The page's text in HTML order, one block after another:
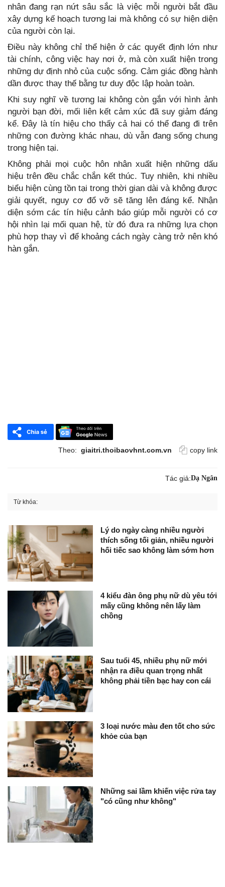
nhân đang rạn nứt sâu sắc là việc mỗi người bắt đầu
xây dựng kế hoạch tương lai mà không có sự hiện diện
của người còn lại.
Điều này không chỉ thể hiện ở các quyết định lớn như
tài chính, công việc hay nơi ở, mà còn xuất hiện trong
những dự định nhỏ của cuộc sống. Cảm giác đồng hành
dần được thay thế bằng tư duy độc lập hoàn toàn.
Khi suy nghĩ về tương lai không còn gắn với hình ảnh
người bạn đời, mối liên kết cảm xúc đã suy giảm đáng
kể. Đây là tín hiệu cho thấy cả hai có thể đang đi trên
những con đường khác nhau, dù vẫn đang sống chung
trong hiện tại.
Không phải mọi cuộc hôn nhân xuất hiện những dấu
hiệu trên đều chắc chắn kết thúc. Tuy nhiên, khi nhiều
biểu hiện cùng tồn tại trong thời gian dài và không được
giải quyết, nguy cơ đổ vỡ sẽ tăng lên đáng kể. Nhận
diện sớm các tín hiệu cảnh báo giúp mỗi người có cơ
hội nhìn lại mối quan hệ, từ đó đưa ra những lựa chọn
phù hợp thay vì để khoảng cách ngày càng trở nên khó
hàn gắn.
Theo: giaitri.thoibaovhnt.com.vn copy link
Tác giả:Dạ Ngân
Từ khóa:
Lý do ngày càng nhiều người
thích sống tối giản, nhiều người
hối tiếc sao không làm sớm hơn
4 kiểu đàn ông phụ nữ dù yêu tới
mấy cũng không nên lấy làm
chồng
Sau tuổi 45, nhiều phụ nữ mới
nhận ra điều quan trọng nhất
không phải tiền bạc hay con cái
3 loại nước màu đen tốt cho sức
khỏe của bạn
Những sai lầm khiến việc rửa tay
"có cũng như không"